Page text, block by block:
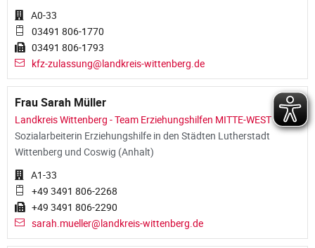
A0-33
03491 806-1770
03491 806-1793
kfz-zulassung@landkreis-wittenberg.de
Frau Sarah Müller
Landkreis Wittenberg - Team Erziehungshilfen MITTE-WEST
Sozialarbeiterin Erziehungshilfe in den Städten Lutherstadt
Wittenberg und Coswig (Anhalt)
A1-33
+49 3491 806-2268
+49 3491 806-2290
sarah.mueller@landkreis-wittenberg.de